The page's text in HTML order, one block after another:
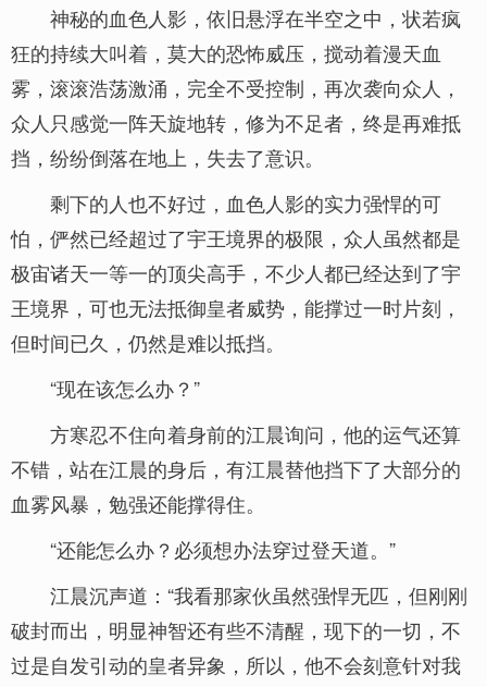
神秘的血色人影，依旧悬浮在半空之中，状若疯
狂的持续大叫着，莫大的恐怖威压，搅动着漫天血
雾，滚滚浩荡激涌，完全不受控制，再次袭向众人，
众人只感觉一阵天旋地转，修为不足者，终是再难抵
挡，纷纷倒落在地上，失去了意识。
剩下的人也不好过，血色人影的实力强悍的可
怕，俨然已经超过了宇王境界的极限，众人虽然都是
极宙诸天一等一的顶尖高手，不少人都已经达到了宇
王境界，可也无法抵御皇者威势，能撑过一时片刻，
但时间已久，仍然是难以抵挡。
“现在该怎么办？”
方寒忍不住向着身前的江晨询问，他的运气还算
不错，站在江晨的身后，有江晨替他挡下了大部分的
血雾风暴，勉强还能撑得住。
“还能怎么办？必须想办法穿过登天道。”
江晨沉声道：“我看那家伙虽然强悍无匹，但刚刚
破封而出，明显神智还有些不清醒，现下的一切，不
过是自发引动的皇者异象，所以，他不会刻意针对我